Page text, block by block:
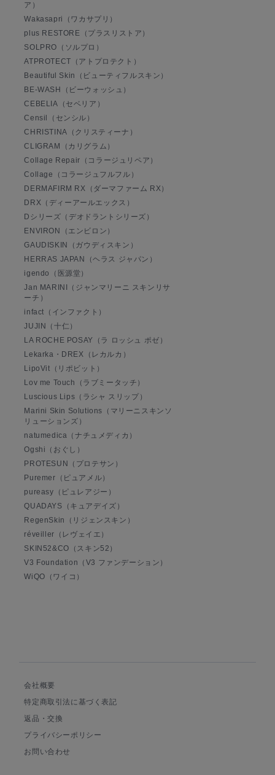
ア）
Wakasapri（ワカサプリ）
plus RESTORE（プラスリストア）
SOLPRO（ソルプロ）
ATPROTECT（アトプロテクト）
Beautiful Skin（ビューティフルスキン）
BE-WASH（ビーウォッシュ）
CEBELIA（セベリア）
Censil（センシル）
CHRISTINA（クリスティーナ）
CLIGRAM（カリグラム）
Collage Repair（コラージュリペア）
Collage（コラージュフルフル）
DERMAFIRM RX（ダーマファーム RX）
DRX（ディーアールエックス）
Dシリーズ（デオドラントシリーズ）
ENVIRON（エンビロン）
GAUDISKIN（ガウディスキン）
HERRAS JAPAN（ヘラス ジャパン）
igendo（医源堂）
Jan MARINI（ジャンマリーニ スキンリサ
ーチ）
infact（インファクト）
JUJIN（十仁）
LA ROCHE POSAY（ラ ロッシュ ポゼ）
Lekarka・DREX（レカルカ）
LipoVit（リポビット）
Lov me Touch（ラブミータッチ）
Luscious Lips（ラシャ スリップ）
Marini Skin Solutions（マリーニスキンソ
リューションズ）
natumedica（ナチュメディカ）
Ogshi（おぐし）
PROTESUN（プロテサン）
Puremer（ピュアメル）
pureasy（ピュレアジー）
QUADAYS（キュアデイズ）
RegenSkin（リジェンスキン）
réveiller（レヴェイエ）
SKIN52&CO（スキン52）
V3 Foundation（V3 ファンデーション）
WiQO（ワイコ）
会社概要
特定商取引法に基づく表記
返品・交換
プライバシーポリシー
お問い合わせ